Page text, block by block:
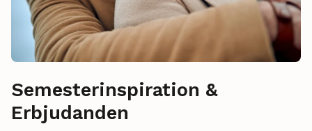
Semesterinspiration &
Erbjudanden